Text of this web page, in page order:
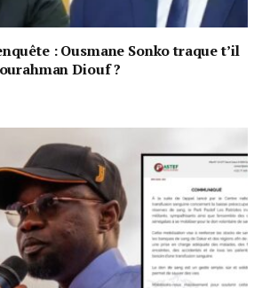
: Ousmane Sonko traque t’il
Diouf ?